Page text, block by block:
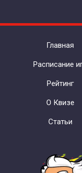
Главная
Расписание
Рейтинг
О Квизе
Статьи